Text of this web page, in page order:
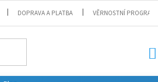
DOPRAVA A PLATBA VĚRNOSTNÍ PROGRAM